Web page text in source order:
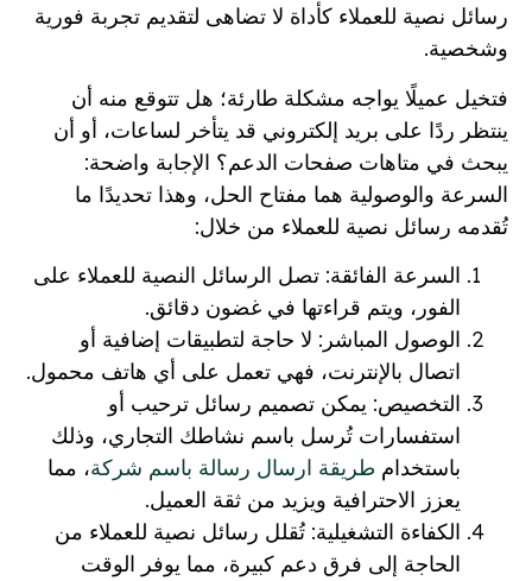
رسائل نصية للعملاء كأداة لا تضاهى لتقديم تجربة فورية
وشخصية.
فتخيل عميلًا يواجه مشكلة طارئة؛ هل تتوقع منه أن
ينتظر ردًا على بريد إلكتروني قد يتأخر لساعات، أو أن
يبحث في متاهات صفحات الدعم؟ الإجابة واضحة:
السرعة والوصولية هما مفتاح الحل، وهذا تحديدًا ما
تُقدمه رسائل نصية للعملاء من خلال:
السرعة الفائقة: تصل الرسائل النصية للعملاء على
الفور، ويتم قراءتها في غضون دقائق.
الوصول المباشر: لا حاجة لتطبيقات إضافية أو
اتصال بالإنترنت، فهي تعمل على أي هاتف محمول.
التخصيص: يمكن تصميم رسائل ترحيب أو
استفسارات تُرسل باسم نشاطك التجاري، وذلك
باستخدام طريقة ارسال رسالة باسم شركة، مما
يعزز الاحترافية ويزيد من ثقة العميل.
الكفاءة التشغيلية: تُقلل رسائل نصية للعملاء من
الحاجة إلى فرق دعم كبيرة، مما يوفر الوقت